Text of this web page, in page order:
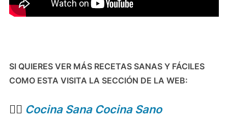
SI QUIERES VER MÁS RECETAS SANAS Y FÁCILES
COMO ESTA VISITA LA SECCIÓN DE LA WEB:
👉🏻 Cocina Sana Cocina Sano